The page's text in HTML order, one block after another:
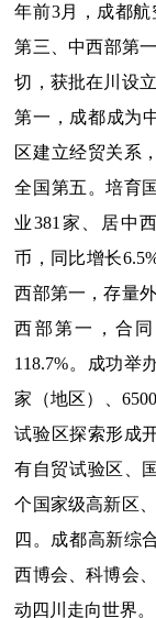
年前3月，成都航
第三、中西部第
切，获批在川设
第一，成都成为
区建立经贸关系
全国第五。培育
业381家、居中
币，同比增长
西部第一，存量
西部第一，合
118.7%。成功举
家（地区）、
试验区探索形成
有自贸试验区、
个国家级高新区
四。成都高新综
西博会、科博会
动四川走向世界。